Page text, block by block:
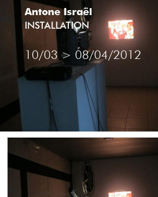
Antone Israël
INSTALLATION
10/03 > 08/04/2012